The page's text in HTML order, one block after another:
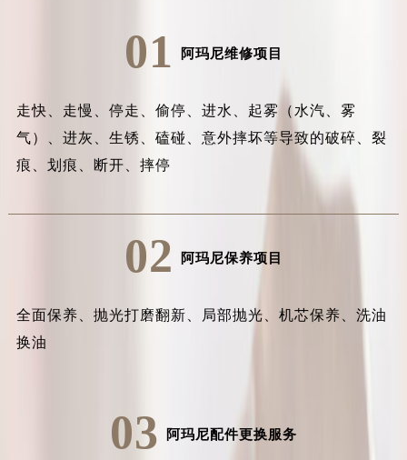
01 阿玛尼维修项目
走快、走慢、停走、偷停、进水、起雾（水汽、雾
气）、进灰、生锈、磕碰、意外摔坏等导致的破碎、裂
痕、划痕、断开、摔停
02 阿玛尼保养项目
全面保养、抛光打磨翻新、局部抛光、机芯保养、洗油
换油
03 阿玛尼配件更换服务